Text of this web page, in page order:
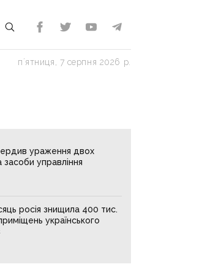
пʼятниця, 7 серпня 2026 р.
ураження двох
засоби управління
росія знищила 400 тис.
українського